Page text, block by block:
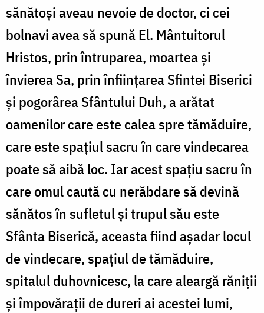
sănătoși aveau nevoie de doctor, ci cei
bolnavi avea să spună El. Mântuitorul
Hristos, prin întruparea, moartea și
învierea Sa, prin înființarea Sfintei Biserici
și pogorârea Sfântului Duh, a arătat
oamenilor care este calea spre tămăduire,
care este spațiul sacru în care vindecarea
poate să aibă loc. Iar acest spațiu sacru în
care omul caută cu nerăbdare să devină
sănătos în sufletul și trupul său este
Sfânta Biserică, aceasta fiind așadar locul
de vindecare, spațiul de tămăduire,
spitalul duhovnicesc, la care aleargă răniții
și împovărații de dureri ai acestei lumi,